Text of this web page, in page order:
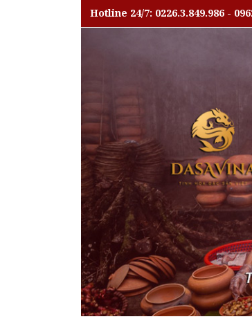
Hotline 24/7: 0226.3.849.986 -